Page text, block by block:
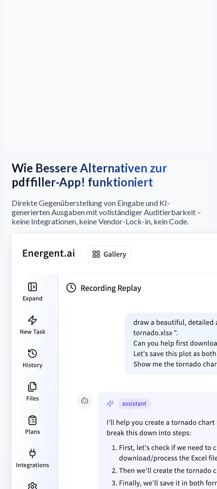
Wie Bessere Alternativen zur
pdffiller-App! funktioniert
Direkte Gegenüberstellung von Eingabe und KI-
generierten Ausgaben mit vollständiger Auditierbarkeit –
keine Integrationen, keine Vendor-Lock-in, kein Code.